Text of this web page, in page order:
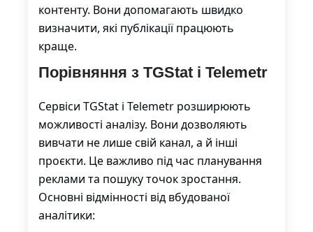
контенту. Вони допомагають швидко
визначити, які публікації працюють
краще.
Порівняння з TGStat і Telemetr
Сервіси TGStat і Telemetr розширюють
можливості аналізу. Вони дозволяють
вивчати не лише свій канал, а й інші
проєкти. Це важливо під час планування
реклами та пошуку точок зростання.
Основні відмінності від вбудованої
аналітики: